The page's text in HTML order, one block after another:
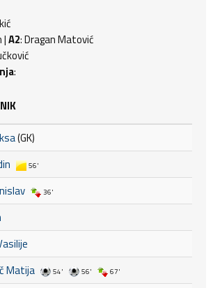
|A2: Dragan Matović
:
(GK)
56'
36'
Matija 54' 56' 67'